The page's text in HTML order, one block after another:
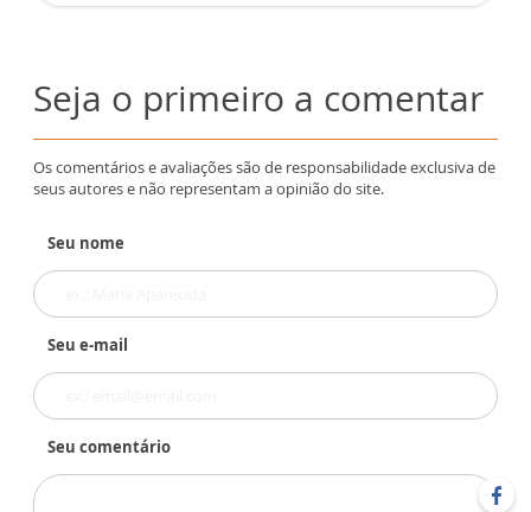
Seja o primeiro a comentar
Os comentários e avaliações são de responsabilidade exclusiva de
seus autores e não representam a opinião do site.
Seu nome
Seu e-mail
Seu comentário